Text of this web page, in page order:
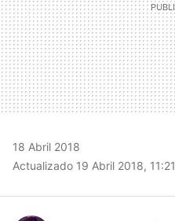
18 Abril 2018
Actualizado 19 Abril 2018, 11:21